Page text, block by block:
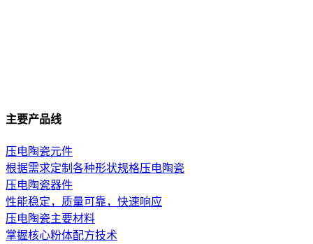
主要产品线
压电陶瓷元件
根据需求定制各种形状规格压电陶瓷
压电陶瓷器件
性能稳定，质量可靠，快速响应
压电陶瓷主要材料
掌握核心粉体配方技术